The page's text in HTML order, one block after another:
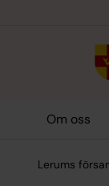
Om oss
Lerums